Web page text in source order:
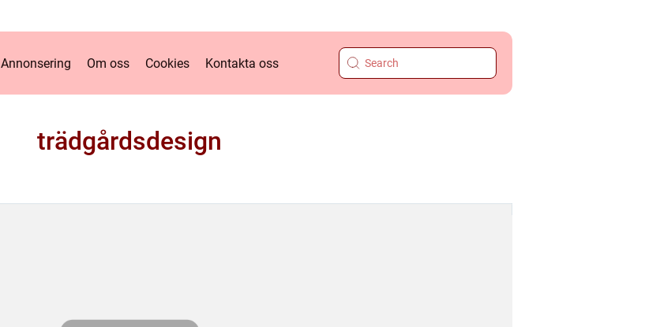
Annonsering Om oss Cookies Kontakta oss
trädgårdsdesign